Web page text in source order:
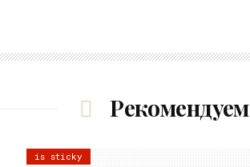
Рекомендуем
is sticky